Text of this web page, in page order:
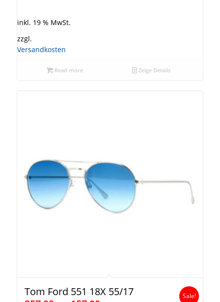
inkl. 19 % MwSt.
zzgl.
Versandkosten
Read more Zeige Details
Tom Ford 551 18X 55/17
Sale!